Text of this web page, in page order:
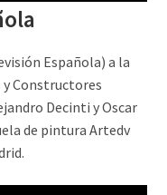
Española) a la
Constructores
Decinti y Oscar
de pintura Artedv